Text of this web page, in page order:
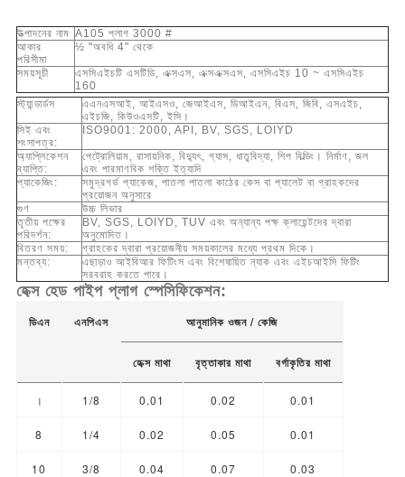
উত্পাদনের নাম A105 প্লাগ 3000 #
আকার
পরিসীমা
½ "অবধি 4" থেকে
সময়সূচী
এসসিএইচটি এসটিডি, এক্সএস, এক্সএক্সএস, এসসিএইচ 10 ~ এসসিএইচ
160
স্ট্যান্ডার্ডস
এএনএসআই, আইএসও, জেআইএস, ডিআইএন, বিএস, জিবি, এসএইচ,
এইচজি, কিউওএসটি, ইসি।
সিই এবং
শংসাপত্র:
ISO9001: 2000, API, BV, SGS, LOIYD
অ্যাপ্লিকেশন
ব্যাপ্তি:
পেট্রোলিয়াম, রাসায়নিক, বিদ্যুৎ, গ্যাস, ধাতুবিদ্যা, শিপ বিল্ডিং। নির্মাণ, জল
এবং পারমাণবিক শক্তি ইত্যাদি
প্যাকেজিং:
সমুদ্রগর্ভ প্যাকেজ, পাতলা পাতলা কাঠের কেস বা প্যালেট বা গ্রাহকদের
প্রয়োজন অনুসারে
গুণ
উচ্চ লিভার
তৃতীয় পক্ষের
পরিদর্শন:
BV, SGS, LOIYD, TUV এবং অন্যান্য পক্ষ ক্লায়েন্টদের দ্বারা
অনুমোদিত।
বিতরণ সময়:
গ্রাহকের দ্বারা প্রয়োজনীয় সময়কালের মধ্যে প্রথম দিকে।
মন্তব্য:
এছাড়াও আইবিআর ফিটিংস এবং বিশেষায়িত ন্যাক এবং এইচআইসি ফিটিং
সরবরাহ করতে পারে।
হেক্স হেড পাইপ প্লাগ স্পেসিফিকেশন:
ডিএন এনপিএস আনুমানিক ওজন / কেজি
হেক্স মাথা বৃত্তাকার মাথা বর্গাকৃতির মাথা
। 1/8 0.01 0.02 0.01
8 1/4 0.02 0.05 0.01
10 3/8 0.04 0.07 0.03